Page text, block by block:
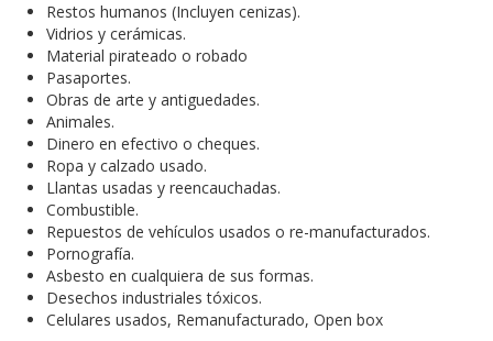
Restos humanos (Incluyen cenizas).
Vidrios y cerámicas.
Material pirateado o robado
Pasaportes.
Obras de arte y antiguedades.
Animales.
Dinero en efectivo o cheques.
Ropa y calzado usado.
Llantas usadas y reencauchadas.
Combustible.
Repuestos de vehículos usados o re-manufacturados.
Pornografía.
Asbesto en cualquiera de sus formas.
Desechos industriales tóxicos.
Celulares usados, Remanufacturado, Open box